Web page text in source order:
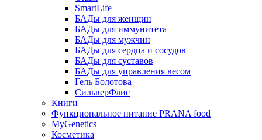
SmartLife
БАДы для женщин
БАДы для иммунитета
БАДы для мужчин
БАДы для сердца и сосудов
БАДы для суставов
БАДы для управления весом
Гель Болотова
СильверФлис
Книги
Функциональное питание PRANA food
MyGenetics
Косметика